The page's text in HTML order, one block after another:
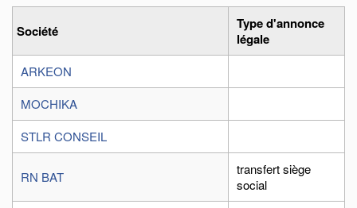
Société
Type d'annonce
légale
ARKEON
MOCHIKA
STLR CONSEIL
RN BAT
transfert siège
social